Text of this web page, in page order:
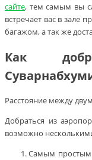
сайте, тем самым вы
встречает вас в зале
багажом, а так же
Как
Расстояние между
Добраться из
возможно
Самым простым